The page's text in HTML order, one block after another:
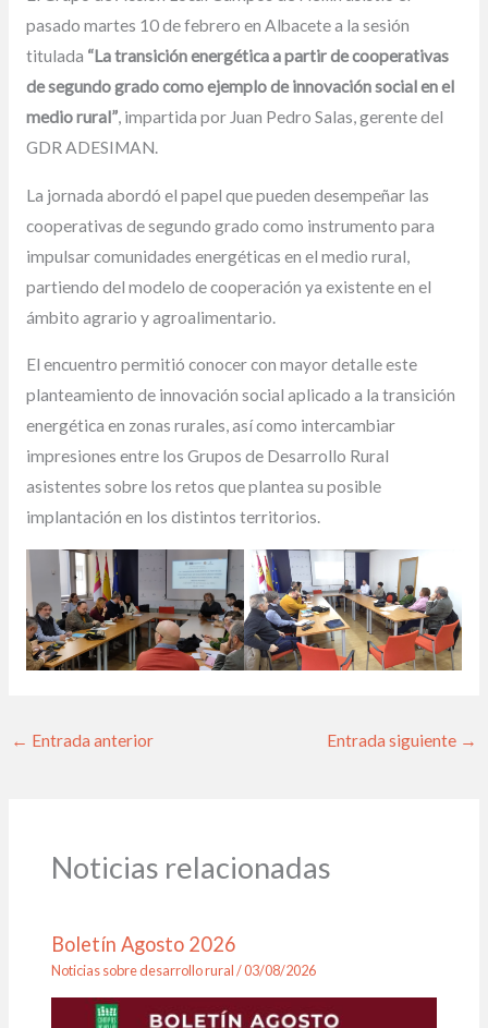
pasado martes 10 de febrero en Albacete a la sesión
titulada “La transición energética a partir de cooperativas
de segundo grado como ejemplo de innovación social en el
medio rural”, impartida por Juan Pedro Salas, gerente del
GDR ADESIMAN.
La jornada abordó el papel que pueden desempeñar las
cooperativas de segundo grado como instrumento para
impulsar comunidades energéticas en el medio rural,
partiendo del modelo de cooperación ya existente en el
ámbito agrario y agroalimentario.
El encuentro permitió conocer con mayor detalle este
planteamiento de innovación social aplicado a la transición
energética en zonas rurales, así como intercambiar
impresiones entre los Grupos de Desarrollo Rural
asistentes sobre los retos que plantea su posible
implantación en los distintos territorios.
← Entrada anterior Entrada siguiente →
Noticias relacionadas
Boletín Agosto 2026
Noticias sobre desarrollo rural/03/08/2026